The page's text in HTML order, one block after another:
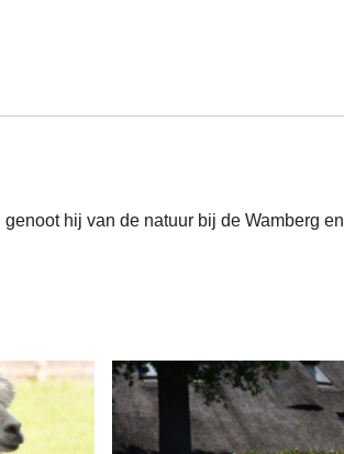
hij van de natuur bij de Wamberg en